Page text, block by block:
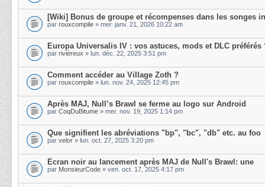
[Wiki] Bonus de groupe et récompenses dans les songes
par rouxcompile » mer. janv. 21, 2026 10:22 am
Europa Universalis IV : vos astuces, mods et DLC préférés
par rivièreux » lun. déc. 22, 2025 3:51 pm
Comment accéder au Village Zoth ?
par rouxcompile » lun. nov. 24, 2025 12:45 pm
Après MAJ, Null’s Brawl se ferme au logo sur Android
par CoqDuBitume » mer. nov. 19, 2025 1:14 pm
Que signifient les abréviations "bp", "bc", "db" etc. au foo
par velor » lun. oct. 27, 2025 3:20 pm
Écran noir au lancement après MAJ de Null's Brawl: une
par MonsieurCode » ven. oct. 17, 2025 4:17 pm